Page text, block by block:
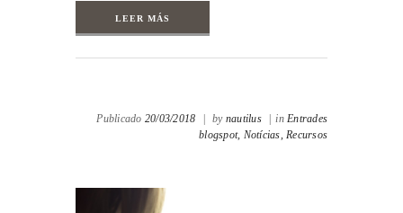
LEER MÁS
Publicado 20/03/2018 | by nautilus | in Entrades
blogspot, Notícias, Recursos